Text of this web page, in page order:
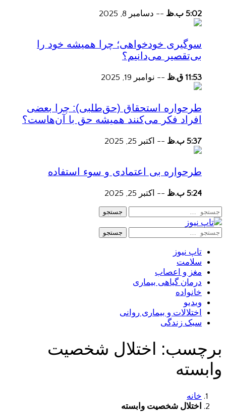
5:02 ب.ظ -- دسامبر 8, 2025
سوگیری خودخواهی؛ چرا همیشه خود را
بی‌تقصیر می‌دانیم؟
11:53 ق.ظ -- نوامبر 19, 2025
طرحواره استحقاق (حق‌طلبی): چرا بعضی
افراد فکر می‌کنند همیشه حق با آن‌هاست؟
5:37 ب.ظ -- اکتبر 25, 2025
طرحواره بی اعتمادی و سوء استفاده
5:24 ب.ظ -- اکتبر 25, 2025
جستجو
جستجو
تاپ نیوز
سلامت
مغز و اعصاب
درمان گیاهی بیماری
خانواده
ویدیو
اختلالات و بیماری روانی
سبک زندگی
برچسب: اختلال شخصیت
وابسته
خانه
اختلال شخصیت وابسته